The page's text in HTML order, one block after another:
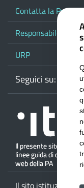
Contatta la
Responsabile del
URP
Seguici su: